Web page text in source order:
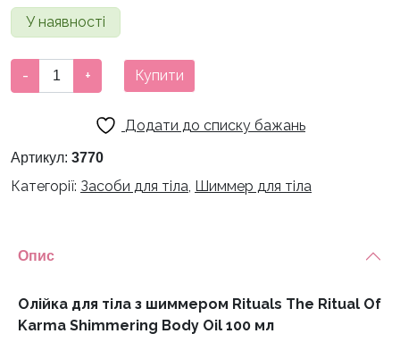
ціна:
1400 грн.
У наявності
Олійка
для
шиммером
The
Karma
Body
Oil
- + Купити
Додати до списку бажань
Артикул: 3770
Категорії: Засоби для тіла Шиммер для тіла
Опис
Олійка для тіла з шиммером Rituals The Ritual Of
Karma Shimmering Body Oil 100 мл